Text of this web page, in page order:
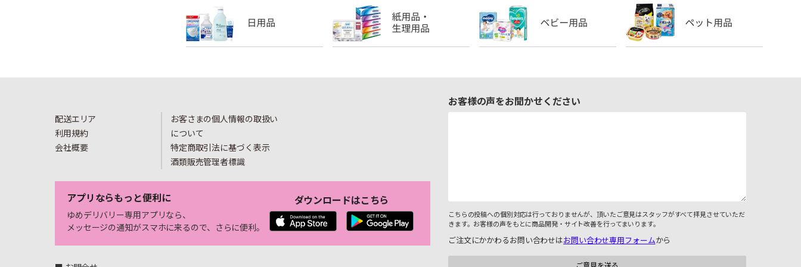
配送エリア
利用規約
会社概要
お客さまの個人情報の取扱い
について
特定商取引法に基づく表示
酒類販売管理者標識
アプリならもっと便利に
ゆめデリバリー専用アプリなら、
メッセージの通知がスマホに来るので、さらに便利。
ダウンロードはこちら
お客様の声をお聞かせください
こちらの投稿への個別対応は行っておりませんが、頂いたご意見はスタッフがすべて拝見させていただ
きます。お客様の声をもとに商品開発・サイト改善を行ってまいります。
ご注文にかかわるお問い合わせはお問い合わせ専用フォームから